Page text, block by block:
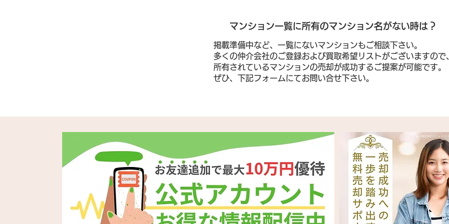
​マンション一覧に所有のマンション名がない時は？
掲載準備中など、一覧にないマンションもご相談下さい。
多くの仲介会社のご登録および買取希望リストがございますので
所有されているマンションの売却が成功するご提案が可能です。
​ぜひ、下記フォームにてお問い合せ下さい。